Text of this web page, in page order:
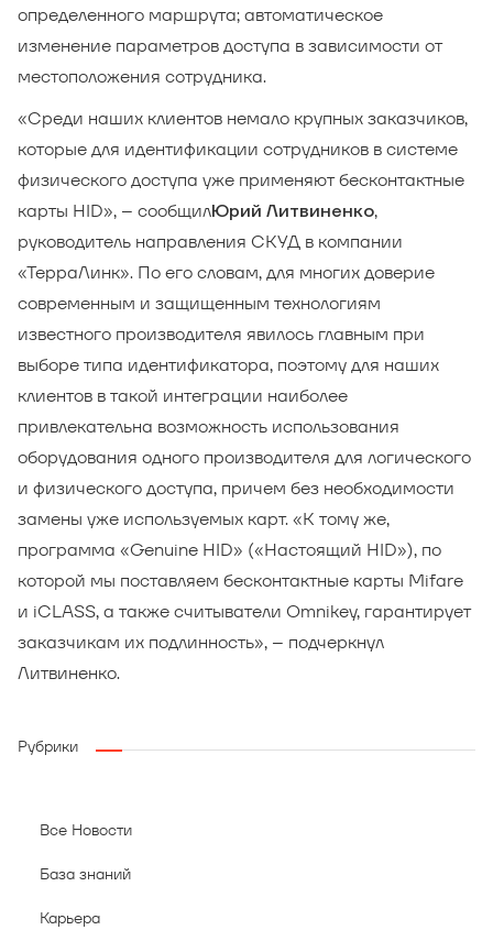
определенного маршрута; автоматическое
изменение параметров доступа в зависимости от
местоположения сотрудника.
«Среди наших клиентов немало крупных заказчиков,
которые для идентификации сотрудников в системе
физического доступа уже применяют бесконтактные
карты HID», – сообщилЮрий Литвиненко,
руководитель направления СКУД в компании
«ТерраЛинк». По его словам, для многих доверие
современным и защищенным технологиям
известного производителя явилось главным при
выборе типа идентификатора, поэтому для наших
клиентов в такой интеграции наиболее
привлекательна возможность использования
оборудования одного производителя для логического
и физического доступа, причем без необходимости
замены уже используемых карт. «К тому же,
программа «Genuine HID» («Настоящий HID»), по
которой мы поставляем бесконтактные карты Mifare
и iCLASS, а также считыватели Omnikey, гарантирует
заказчикам их подлинность», – подчеркнул
Литвиненко.
Рубрики
Все Новости
База знаний
Карьера